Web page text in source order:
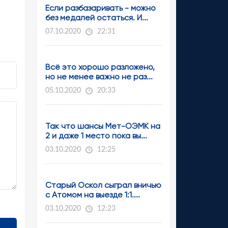
Если разбазаривать - можно
без медалей остаться. И...
07.10.2020 22:31
Всё это хорошо разложено,
но не менее важно не раз...
05.10.2020 20:33
Так что шансы Мет-ОЭМК на
2 и даже 1 место пока вы...
03.10.2020 12:25
Старый Оскол сыграл вничью
с Атомом на выезде 1:1....
03.10.2020 12:23